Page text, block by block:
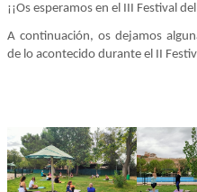
¡¡Os esperamos en el III Festival
A continuación, os dejamos
de lo acontecido durante el II